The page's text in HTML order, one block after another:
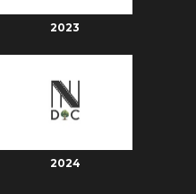
2023
2024